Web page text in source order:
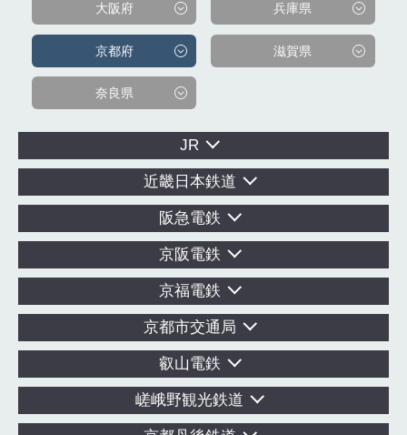
大阪府 兵庫県
京都府 滋賀県
奈良県
JR
近畿日本鉄道
阪急電鉄
京阪電鉄
京福電鉄
京都市交通局
叡山電鉄
嵯峨野観光鉄道